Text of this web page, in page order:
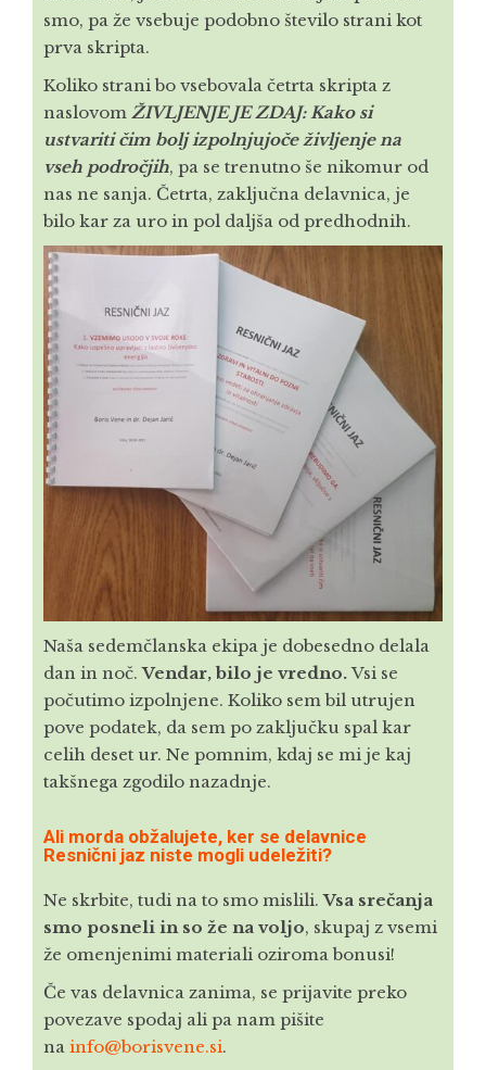
smo, pa že vsebuje podobno število strani kot
prva skripta.
Koliko strani bo vsebovala četrta skripta z
naslovom ŽIVLJENJE JE ZDAJ: Kako si
ustvariti čim bolj izpolnjujoče življenje na
vseh področjih, pa se trenutno še nikomur od
nas ne sanja. Četrta, zaključna delavnica, je
bilo kar za uro in pol daljša od predhodnih.
Naša sedemčlanska ekipa je dobesedno delala
dan in noč.Vendar, bilo je vredno.Vsi se
počutimo izpolnjene. Koliko sem bil utrujen
pove podatek, da sem po zaključku spal kar
celih deset ur. Ne pomnim, kdaj se mi je kaj
takšnega zgodilo nazadnje.
Ali morda obžalujete, ker se delavnice
Resnični jaz niste mogli udeležiti?
Ne skrbite, tudi na to smo mislili.Vsa srečanja
smo posneli in so že na voljo, skupaj z vsemi
že omenjenimi materiali oziroma bonusi!
Če vas delavnica zanima, se prijavite preko
povezave spodaj ali pa nam pišite
na info@borisvene.si.